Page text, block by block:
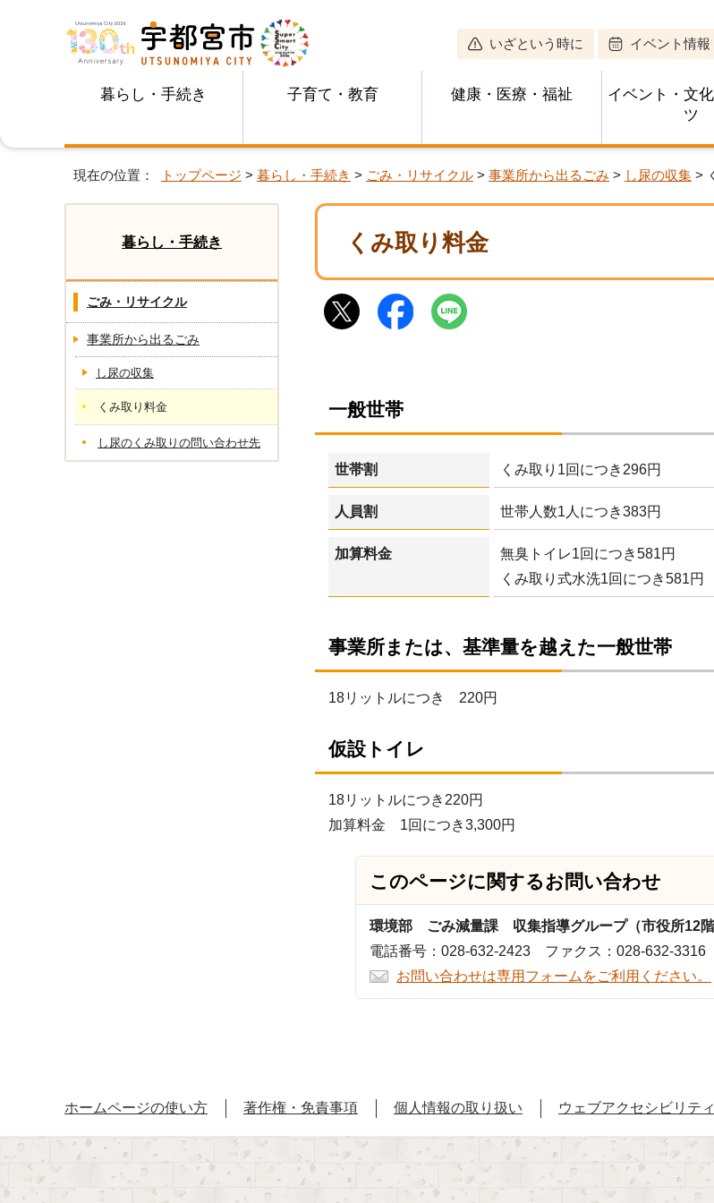
いざという時に イベント情報
暮らし・手続き 子育て・教育 健康・医療・福祉
イベント・文
ツ
現在の位置： トップページ > 暮らし・手続き > ごみ・リサイクル > 事業所から出るごみ > し尿の収集 >
くみ取り料金
一般世帯
世帯割 くみ取り1回につき296円
人員割 世帯人数1人につき383円
加算料金
無臭トイレ1回につき581円
くみ取り式水洗1回につき581円
事業所または、基準量を越えた一般世帯
18リットルにつき 220円
仮設トイレ
18リットルにつき220円
加算料金 1回につき3,300円
このページに関するお問い合わせ
環境部 ごみ減量課 収集指導グループ（市役所12階
電話番号：028-632-2423 ファクス：028-632-3316
お問い合わせは専用フォームをご利用ください。
暮らし・手続き
ごみ・リサイクル
事業所から出るごみ
し尿の収集
くみ取り料金
し尿のくみ取りの問い合わせ先
ホームページの使い方 著作権・免責事項 個人情報の取り扱い ウェブアクセシビリティ